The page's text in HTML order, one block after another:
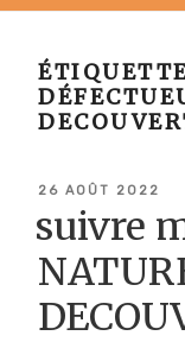
PUBLIÉ
26 AOÛT 2022
suivre